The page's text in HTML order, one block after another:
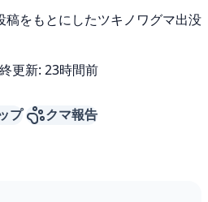
稿をもとにしたツキノワグマ出没
更新: 23時間前
プ クマ報告